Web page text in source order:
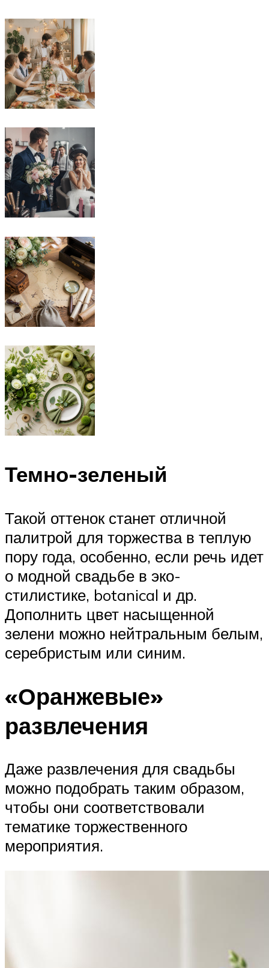
Темно-зеленый
Такой оттенок станет отличной
палитрой для торжества в теплую
пору года, особенно, если речь идет
о модной свадьбе в эко-
стилистике, botanical и др.
Дополнить цвет насыщенной
зелени можно нейтральным белым,
серебристым или синим.
«Оранжевые»
развлечения
Даже развлечения для свадьбы
можно подобрать таким образом,
чтобы они соответствовали
тематике торжественного
мероприятия.